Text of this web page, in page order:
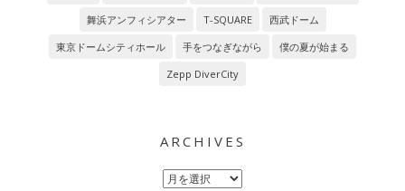
舞浜アンフィシアター
T-SQUARE
西武ドーム
東京ドームシティホール
手をつなぎながら
僕の夏が始まる
Zepp DiverCity
ARCHIVES
Archives